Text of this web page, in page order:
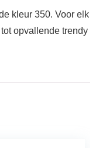
kleur 350. Voor elk
opvallende trendy